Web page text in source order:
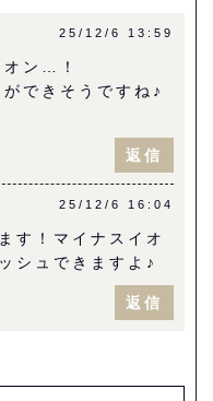
25/12/6 13:59
ン…！
できそうですね♪
返信
25/12/6 16:04
す！マイナスイオ
シュできますよ♪
返信